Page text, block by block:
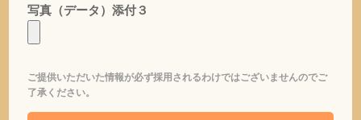
写真（データ）添付３
ご提供いただいた情報が必ず採用されるわけではございませんのでご
了承ください。